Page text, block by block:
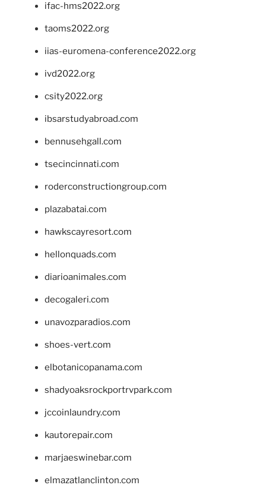
ifac-hms2022.org
taoms2022.org
iias-euromena-conference2022.org
ivd2022.org
csity2022.org
ibsarstudyabroad.com
bennusehgall.com
tsecincinnati.com
roderconstructiongroup.com
plazabatai.com
hawkscayresort.com
hellonquads.com
diarioanimales.com
decogaleri.com
unavozparadios.com
shoes-vert.com
elbotanicopanama.com
shadyoaksrockportrvpark.com
jccoinlaundry.com
kautorepair.com
marjaeswinebar.com
elmazatlanclinton.com